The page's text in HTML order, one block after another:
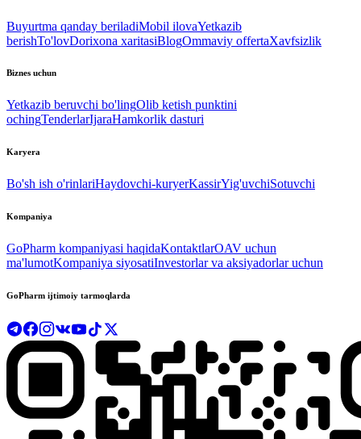
Buyurtma qanday beriladiMobil ilovaYetkazib
berishTo'lovDorixona xaritasiBlogOmmaviy offertaXavfsizlik
Biznes uchun
Yetkazib beruvchi bo'lingOlib ketish punktini
ochingTenderlarIjaraHamkorlik dasturi
Karyera
Bo'sh ish o'rinlariHaydovchi-kuryerKassirYig'uvchiSotuvchi
Kompaniya
GoPharm kompaniyasi haqidaKontaktlarOAV uchun
ma'lumotKompaniya siyosatiInvestorlar va aksiyadorlar uchun
GoPharm ijtimoiy tarmoqlarda